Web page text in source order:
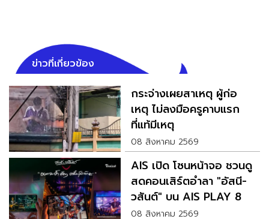
ข่าวที่เกี่ยวข้อง
กระจ่างเผยสาเหตุ ผู้ก่อ
เหตุ ไม่ลงมือครูคาบแรก
ที่แท้มีเหตุ
08 สิงหาคม 2569
AIS เปิด โซนหน้าจอ ชวนดู
สดคอนเสิร์ตอำลา "อัสนี-
วสันต์" บน AIS PLAY 8
ก.ย. นี้
08 สิงหาคม 2569